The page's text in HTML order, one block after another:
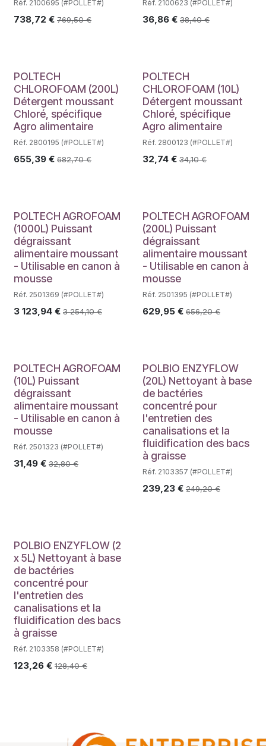
Réf. 2100695 (#POLLET#)
738,72 € 769,50€
Réf. 2100623 (#POLLET#)
36,86€ 38,40€
POLTECH
CHLOROFOAM (200L)
Détergent moussant
Chloré, spécifique
Agro alimentaire
Réf. 2800195 (#POLLET#)
655,39 € 682,70€
POLTECH
CHLOROFOAM (10L)
Détergent moussant
Chloré, spécifique
Agro alimentaire
Réf. 2800123 (#POLLET#)
32,74€ 34,10€
POLTECH AGROFOAM
(1000L) Puissant
dégraissant
alimentaire moussant
- Utilisable en canon à
mousse
Réf. 2501369 (#POLLET#)
3 123,94 € 3 254,10€
POLTECH AGROFOAM
(200L) Puissant
dégraissant
alimentaire moussant
- Utilisable en canon à
mousse
Réf. 2501395 (#POLLET#)
629,95€ 656,20€
POLTECH AGROFOAM
(10L) Puissant
dégraissant
alimentaire moussant
- Utilisable en canon à
mousse
Réf. 2501323 (#POLLET#)
31,49 € 32,80€
POLBIO ENZYFLOW
(20L) Nettoyant à base
de bactéries
concentré pour
l'entretien des
canalisations et la
fluidification des bacs
à graisse
Réf. 2103357 (#POLLET#)
239,23€ 249,20€
POLBIO ENZYFLOW (2
x 5L) Nettoyant à base
de bactéries
concentré pour
l'entretien des
canalisations et la
fluidification des bacs
à graisse
Réf. 2103358 (#POLLET#)
123,26 € 128,40€